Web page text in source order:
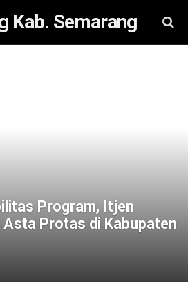
Kab. Semarang
Program, Itjen
Asta Protas di Kabupaten